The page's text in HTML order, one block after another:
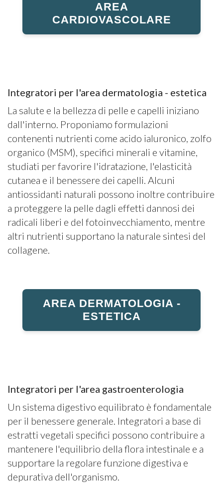
AREA
CARDIOVASCOLARE
Integratori per l'area dermatologia - estetica
La salute e la bellezza di pelle e capelli iniziano
dall'interno. Proponiamo formulazioni
contenenti nutrienti come acido ialuronico, zolfo
organico (MSM), specifici minerali e vitamine,
studiati per favorire l'idratazione, l'elasticità
cutanea e il benessere dei capelli. Alcuni
antiossidanti naturali possono inoltre contribuire
a proteggere la pelle dagli effetti dannosi dei
radicali liberi e del fotoinvecchiamento, mentre
altri nutrienti supportano la naturale sintesi del
collagene.
AREA DERMATOLOGIA -
ESTETICA
Integratori per l'area gastroenterologia
Un sistema digestivo equilibrato è fondamentale
per il benessere generale. Integratori a base di
estratti vegetali specifici possono contribuire a
mantenere l'equilibrio della flora intestinale e a
supportare la regolare funzione digestiva e
depurativa dell'organismo.